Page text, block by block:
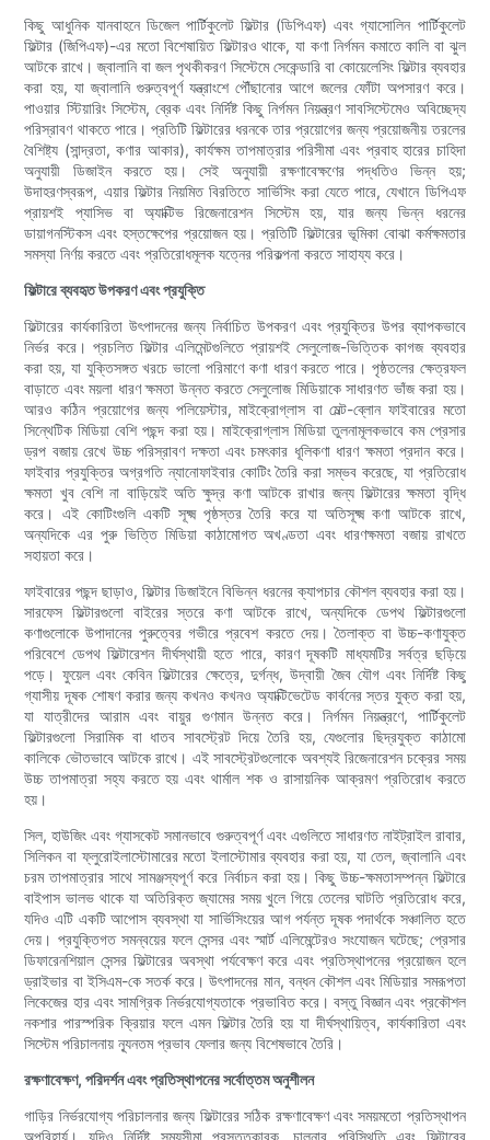
কিছু আধুনিক যানবাহনে ডিজেল পার্টিকুলেট ফিল্টার (ডিপিএফ) এবং গ্যাসোলিন পার্টিকুলেট
ফিল্টার (জিপিএফ)-এর মতো বিশেষায়িত ফিল্টারও থাকে, যা কণা নির্গমন কমাতে কালি বা ঝুল
আটকে রাখে। জ্বালানি বা জল পৃথকীকরণ সিস্টেমে সেকেন্ডারি বা কোয়েলেসিং ফিল্টার ব্যবহার
করা হয়, যা জ্বালানি গুরুত্বপূর্ণ যন্ত্রাংশে পৌঁছানোর আগে জলের ফোঁটা অপসারণ করে।
পাওয়ার স্টিয়ারিং সিস্টেম, ব্রেক এবং নির্দিষ্ট কিছু নির্গমন নিয়ন্ত্রণ সাবসিস্টেমেও অবিচ্ছেদ্য
পরিস্রাবণ থাকতে পারে। প্রতিটি ফিল্টারের ধরনকে তার প্রয়োগের জন্য প্রয়োজনীয় তরলের
বৈশিষ্ট্য (সান্দ্রতা, কণার আকার), কার্যক্ষম তাপমাত্রার পরিসীমা এবং প্রবাহ হারের চাহিদা
অনুযায়ী ডিজাইন করতে হয়। সেই অনুযায়ী রক্ষণাবেক্ষণের পদ্ধতিও ভিন্ন হয়;
উদাহরণস্বরূপ, এয়ার ফিল্টার নিয়মিত বিরতিতে সার্ভিসিং করা যেতে পারে, যেখানে ডিপিএফ
প্রায়শই প্যাসিভ বা অ্যাক্টিভ রিজেনারেশন সিস্টেম হয়, যার জন্য ভিন্ন ধরনের
ডায়াগনস্টিকস এবং হস্তক্ষেপের প্রয়োজন হয়। প্রতিটি ফিল্টারের ভূমিকা বোঝা কর্মক্ষমতার
সমস্যা নির্ণয় করতে এবং প্রতিরোধমূলক যত্নের পরিকল্পনা করতে সাহায্য করে।
ফিল্টারে ব্যবহৃত উপকরণ এবং প্রযুক্তি
ফিল্টারের কার্যকারিতা উৎপাদনের জন্য নির্বাচিত উপকরণ এবং প্রযুক্তির উপর ব্যাপকভাবে
নির্ভর করে। প্রচলিত ফিল্টার এলিমেন্টগুলিতে প্রায়শই সেলুলোজ-ভিত্তিক কাগজ ব্যবহার
করা হয়, যা যুক্তিসঙ্গত খরচে ভালো পরিমাণে কণা ধারণ করতে পারে। পৃষ্ঠতলের ক্ষেত্রফল
বাড়াতে এবং ময়লা ধারণ ক্ষমতা উন্নত করতে সেলুলোজ মিডিয়াকে সাধারণত ভাঁজ করা হয়।
আরও কঠিন প্রয়োগের জন্য পলিয়েস্টার, মাইক্রোগ্লাস বা মেল্ট-ব্লোন ফাইবারের মতো
সিন্থেটিক মিডিয়া বেশি পছন্দ করা হয়। মাইক্রোগ্লাস মিডিয়া তুলনামূলকভাবে কম প্রেসার
ড্রপ বজায় রেখে উচ্চ পরিস্রাবণ দক্ষতা এবং চমৎকার ধূলিকণা ধারণ ক্ষমতা প্রদান করে।
ফাইবার প্রযুক্তির অগ্রগতি ন্যানোফাইবার কোটিং তৈরি করা সম্ভব করেছে, যা প্রতিরোধ
ক্ষমতা খুব বেশি না বাড়িয়েই অতি ক্ষুদ্র কণা আটকে রাখার জন্য ফিল্টারের ক্ষমতা বৃদ্ধি
করে। এই কোটিংগুলি একটি সূক্ষ্ম পৃষ্ঠস্তর তৈরি করে যা অতিসূক্ষ্ম কণা আটকে রাখে,
অন্যদিকে এর পুরু ভিত্তি মিডিয়া কাঠামোগত অখণ্ডতা এবং ধারণক্ষমতা বজায় রাখতে
সহায়তা করে।
ফাইবারের পছন্দ ছাড়াও, ফিল্টার ডিজাইনে বিভিন্ন ধরনের ক্যাপচার কৌশল ব্যবহার করা হয়।
সারফেস ফিল্টারগুলো বাইরের স্তরে কণা আটকে রাখে, অন্যদিকে ডেপথ ফিল্টারগুলো
কণাগুলোকে উপাদানের পুরুত্বের গভীরে প্রবেশ করতে দেয়। তৈলাক্ত বা উচ্চ-কণাযুক্ত
পরিবেশে ডেপথ ফিল্টারেশন দীর্ঘস্থায়ী হতে পারে, কারণ দূষকটি মাধ্যমটির সর্বত্র ছড়িয়ে
পড়ে। ফুয়েল এবং কেবিন ফিল্টারের ক্ষেত্রে, দুর্গন্ধ, উদ্বায়ী জৈব যৌগ এবং নির্দিষ্ট কিছু
গ্যাসীয় দূষক শোষণ করার জন্য কখনও কখনও অ্যাক্টিভেটেড কার্বনের স্তর যুক্ত করা হয়,
যা যাত্রীদের আরাম এবং বায়ুর গুণমান উন্নত করে। নির্গমন নিয়ন্ত্রণে, পার্টিকুলেট
ফিল্টারগুলো সিরামিক বা ধাতব সাবস্ট্রেট দিয়ে তৈরি হয়, যেগুলোর ছিদ্রযুক্ত কাঠামো
কালিকে ভৌতভাবে আটকে রাখে। এই সাবস্ট্রেটগুলোকে অবশ্যই রিজেনারেশন চক্রের সময়
উচ্চ তাপমাত্রা সহ্য করতে হয় এবং থার্মাল শক ও রাসায়নিক আক্রমণ প্রতিরোধ করতে
হয়।
সিল, হাউজিং এবং গ্যাসকেট সমানভাবে গুরুত্বপূর্ণ এবং এগুলিতে সাধারণত নাইট্রাইল রাবার,
সিলিকন বা ফ্লুরোইলাস্টোমারের মতো ইলাস্টোমার ব্যবহার করা হয়, যা তেল, জ্বালানি এবং
চরম তাপমাত্রার সাথে সামঞ্জস্যপূর্ণ করে নির্বাচন করা হয়। কিছু উচ্চ-ক্ষমতাসম্পন্ন ফিল্টারে
বাইপাস ভালভ থাকে যা অতিরিক্ত জ্যামের সময় খুলে গিয়ে তেলের ঘাটতি প্রতিরোধ করে,
যদিও এটি একটি আপোস ব্যবস্থা যা সার্ভিসিংয়ের আগ পর্যন্ত দূষক পদার্থকে সঞ্চালিত হতে
দেয়। প্রযুক্তিগত সমন্বয়ের ফলে সেন্সর এবং স্মার্ট এলিমেন্টেরও সংযোজন ঘটেছে; প্রেসার
ডিফারেনশিয়াল সেন্সর ফিল্টারের অবস্থা পর্যবেক্ষণ করে এবং প্রতিস্থাপনের প্রয়োজন হলে
ড্রাইভার বা ইসিএম-কে সতর্ক করে। উৎপাদনের মান, বন্ধন কৌশল এবং মিডিয়ার সমরূপতা
লিকেজের হার এবং সামগ্রিক নির্ভরযোগ্যতাকে প্রভাবিত করে। বস্তু বিজ্ঞান এবং প্রকৌশল
নকশার পারস্পরিক ক্রিয়ার ফলে এমন ফিল্টার তৈরি হয় যা দীর্ঘস্থায়িত্ব, কার্যকারিতা এবং
সিস্টেম পরিচালনায় ন্যূনতম প্রভাব ফেলার জন্য বিশেষভাবে তৈরি।
রক্ষণাবেক্ষণ, পরিদর্শন এবং প্রতিস্থাপনের সর্বোত্তম অনুশীলন
গাড়ির নির্ভরযোগ্য পরিচালনার জন্য ফিল্টারের সঠিক রক্ষণাবেক্ষণ এবং সময়মতো প্রতিস্থাপন